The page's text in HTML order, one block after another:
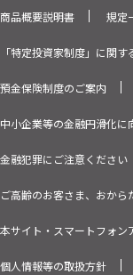
商品概要説明書 規定
「特定投資家制度」に関
預金保険制度のご案内
中小企業等の金融円滑化に
金融犯罪にご注意ください
ご高齢のお客さま、おか
本サイト・スマートフォン
個人情報等の取扱方針